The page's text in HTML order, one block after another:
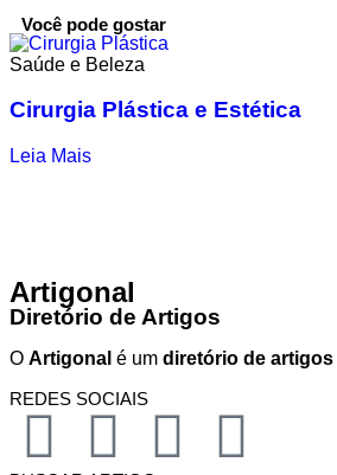
Você pode gostar
Saúde e Beleza
Cirurgia Plástica e Estética
Leia Mais
Artigonal
Diretório de Artigos
O Artigonal é um diretório de artigos
REDES SOCIAIS